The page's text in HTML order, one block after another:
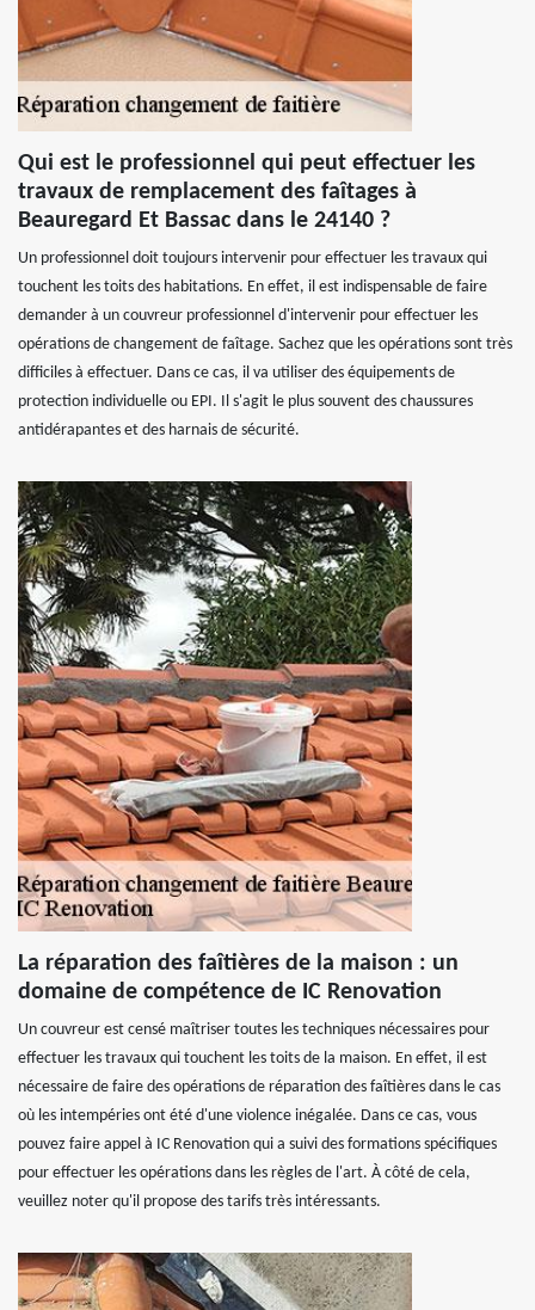
Qui est le professionnel qui peut effectuer les
travaux de remplacement des faîtages à
Beauregard Et Bassac dans le 24140 ?
Un professionnel doit toujours intervenir pour effectuer les travaux qui
touchent les toits des habitations. En effet, il est indispensable de faire
demander à un couvreur professionnel d'intervenir pour effectuer les
opérations de changement de faîtage. Sachez que les opérations sont très
difficiles à effectuer. Dans ce cas, il va utiliser des équipements de
protection individuelle ou EPI. Il s'agit le plus souvent des chaussures
antidérapantes et des harnais de sécurité.
La réparation des faîtières de la maison : un
domaine de compétence de IC Renovation
Un couvreur est censé maîtriser toutes les techniques nécessaires pour
effectuer les travaux qui touchent les toits de la maison. En effet, il est
nécessaire de faire des opérations de réparation des faîtières dans le cas
où les intempéries ont été d'une violence inégalée. Dans ce cas, vous
pouvez faire appel à IC Renovation qui a suivi des formations spécifiques
pour effectuer les opérations dans les règles de l'art. À côté de cela,
veuillez noter qu'il propose des tarifs très intéressants.